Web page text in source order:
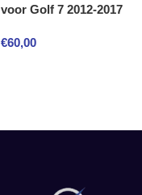
voor Golf 7 2012-2017
€60,00